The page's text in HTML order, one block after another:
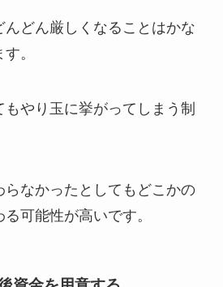
どん厳しくなることはかな
。
やり玉に挙がってしまう制
なかったとしてもどこかの
可能性が高いです。